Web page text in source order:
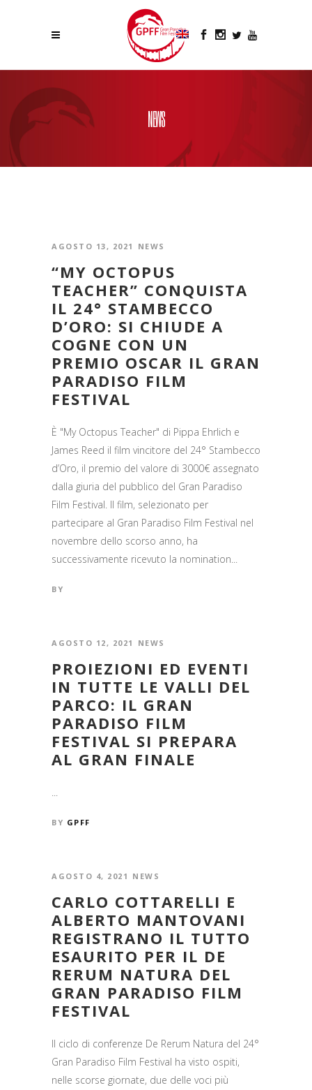
NEWS
AGOSTO 13, 2021 NEWS
“MY OCTOPUS
TEACHER” CONQUISTA
IL 24° STAMBECCO
D’ORO: SI CHIUDE A
COGNE CON UN
PREMIO OSCAR IL GRAN
PARADISO FILM
FESTIVAL
È "My Octopus Teacher" di Pippa Ehrlich e
James Reed il film vincitore del 24° Stambecco
d’Oro, il premio del valore di 3000€ assegnato
dalla giuria del pubblico del Gran Paradiso
Film Festival. Il film, selezionato per
partecipare al Gran Paradiso Film Festival nel
novembre dello scorso anno, ha
successivamente ricevuto la nomination...
BY
AGOSTO 12, 2021 NEWS
PROIEZIONI ED EVENTI
IN TUTTE LE VALLI DEL
PARCO: IL GRAN
PARADISO FILM
FESTIVAL SI PREPARA
AL GRAN FINALE
BY GPFF
AGOSTO 4, 2021 NEWS
CARLO COTTARELLI E
ALBERTO MANTOVANI
REGISTRANO IL TUTTO
ESAURITO PER IL DE
RERUM NATURA DEL
GRAN PARADISO FILM
FESTIVAL
Il ciclo di conferenze De Rerum Natura del 24°
Gran Paradiso Film Festival ha visto ospiti,
nelle scorse giornate, due delle voci più